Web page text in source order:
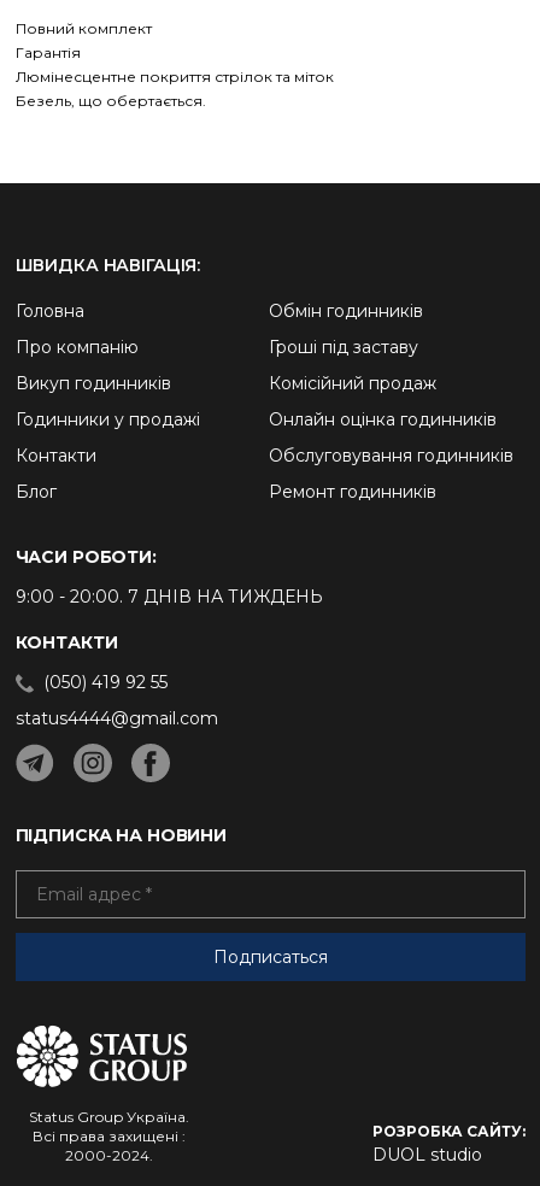
Повний комплект
Гарантія
Люмінесцентне покриття стрілок та міток
Безель, що обертається.
Status Group Україна.
Всі права захищені :
2000-2024.
РОЗРОБКА САЙТУ:
DUOL studio
ШВИДКА НАВІГАЦІЯ:
Головна
Про компанію
Викуп годинників
Годинники у продажі
Контакти
Блог
Обмін годинників
Гроші під заставу
Комісійний продаж
Онлайн оцінка годинників
Обслуговування годинників
Ремонт годинників
ЧАСИ РОБОТИ:
9:00 - 20:00. 7 ДНІВ НА ТИЖДЕНЬ
КОНТАКТИ
(050) 419 92 55
status4444@gmail.com
ПІДПИСКА НА НОВИНИ